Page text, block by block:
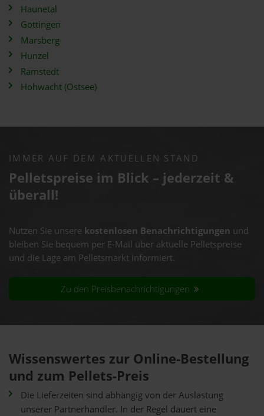
Haunetal
Göttingen
Marsberg
Hunzel
Ramstedt
Hohwacht (Ostsee)
IMMER AUF DEM AKTUELLEN STAND
Pelletspreise im Blick – jederzeit &
überall!
Nutzen Sie unsere kostenlosen Benachrichtigungen und
bleiben Sie bequem per E-Mail über aktuelle Pelletspreise
und die Lage am Pelletsmarkt informiert.
Zu den Preisbenachrichtigungen
Wissenswertes zur Online-Bestellung
und zum Pellets-Preis
Die Lieferzeiten sind abhängig von der Auslastung
unserer Partnerhändler. In der Regel dauert eine